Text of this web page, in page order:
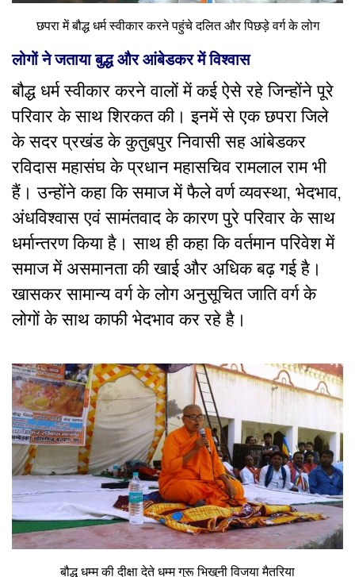
छपरा में बौद्ध धर्म स्वीकार करने पहुंचे दलित और पिछड़े वर्ग के लोग
लोगों ने जताया बुद्ध और आंबेडकर में विश्वास
बौद्ध धर्म स्वीकार करने वालों में कई ऐसे रहे जिन्होंने पूरे
परिवार के साथ शिरकत की। इनमें से एक छपरा जिले
के सदर प्रखंड के कुतुबपुर निवासी सह आंबेडकर
रविदास महासंघ के प्रधान महासचिव रामलाल राम भी
हैं। उन्होंने कहा कि समाज में फैले वर्ण व्यवस्था, भेदभाव,
अंधविश्वास एवं सामंतवाद के कारण पुरे परिवार के साथ
धर्मान्तरण किया है। साथ ही कहा कि वर्तमान परिवेश में
समाज में असमानता की खाई और अधिक बढ़ गई है।
खासकर सामान्य वर्ग के लोग अनुसूचित जाति वर्ग के
लोगों के साथ काफी भेदभाव कर रहे है।
बौद्ध धम्म की दीक्षा देते धम्म गुरू भिखुनी विजया मैतरिया